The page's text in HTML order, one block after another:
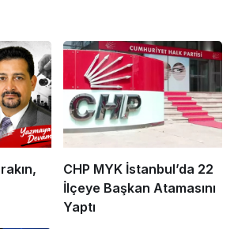
CHP MYK İstanbul’da 22
İlçeye Başkan Atamasını
Yaptı